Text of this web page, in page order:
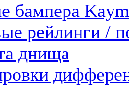
бампера
рейлинги /
днища